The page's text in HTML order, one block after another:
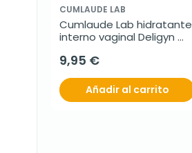
CUMLAUDE LAB
Cumlaude Lab hidratante
interno vaginal Deligyn
9,95 €
Añadir al carrito